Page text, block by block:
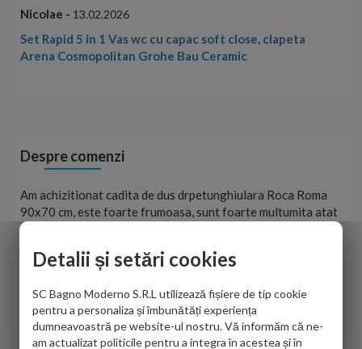
soft close, clapeta
Ceramic
Despre comenzi
cadita de dus drpetunghiulara Roca Roma
cm, este foarte frumoasa, sunt foarte multumita atat
firmei dvs. cu care am colaborat in obtinerea
in siguranta.Numai bine, va doresc!
Viviana -28.07.2026
Foarte
pe site și le-
aceasta a
Detalii și setări cookies
SC Bagno Moderno S.R.L utilizează fișiere de tip cookie
pentru a personaliza și îmbunătăți experiența
dumneavoastră pe website-ul nostru. Vă informăm că ne-
am actualizat politicile pentru a integra în acestea și în